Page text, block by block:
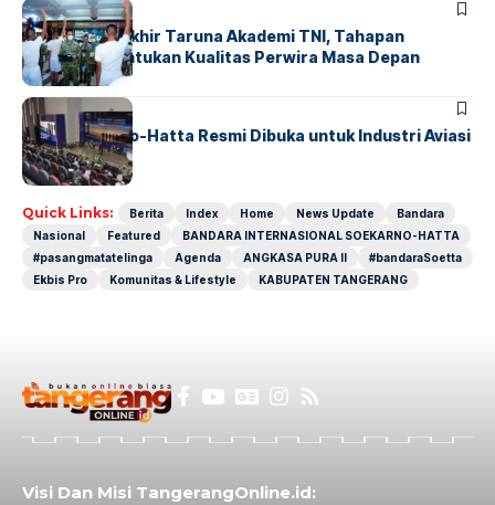
BERITA
Sidang Pantukhir Taruna Akademi TNI, Tahapan
Strategis Tentukan Kualitas Perwira Masa Depan
BANDARA BERITA
IALC Soekarno-Hatta Resmi Dibuka untuk Industri Aviasi
Dunia
Quick Links: Berita Index Home News Update
Bandara
Nasional
Featured
BANDARA INTERNASIONAL SOEKARNO-HATTA
#pasangmatatelinga
Agenda ANGKASA PURA II
#bandaraSoetta
Ekbis Pro
Komunitas & Lifestyle KABUPATEN TANGERANG
Visi Dan Misi TangerangOnline.id: